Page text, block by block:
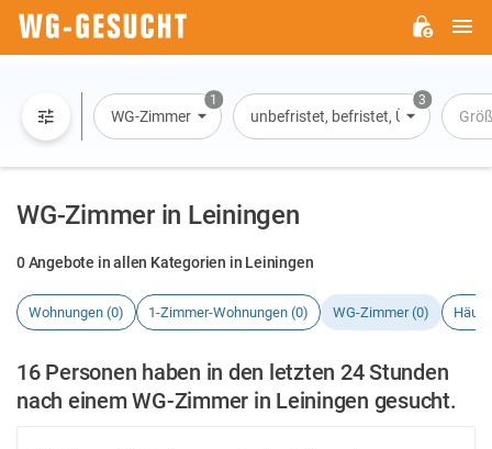
1
WG-Zimmer
3
unbefristet, befristet, Übernachtung
WG-Zimmer in Leiningen
0 Angebote in allen Kategorien in Leiningen
Wohnungen (0) 1-Zimmer-Wohnungen (0) WG-Zimmer (0)
16 Personen haben in den letzten 24 Stunden
nach einem WG-Zimmer in Leiningen gesucht.